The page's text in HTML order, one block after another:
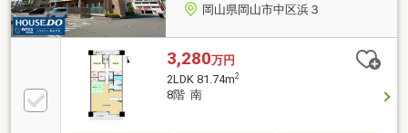
岡山県岡山市中区浜３
3,280万円
2LDK 81.74m2
8階 南